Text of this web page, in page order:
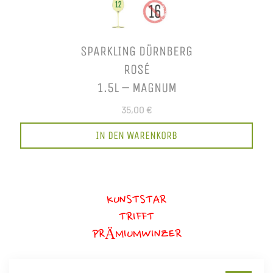
SPARKLING DÜRNBERG
ROSÉ
1.5L – MAGNUM
35,00 €
IN DEN WARENKORB
KUNSTSTAR
TRIFFT
PRÄMIUMWINZER